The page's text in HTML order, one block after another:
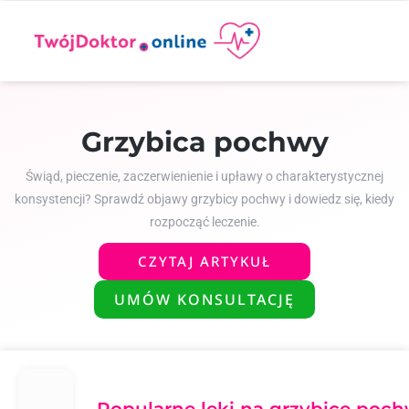
Grzybica pochwy
Świąd, pieczenie, zaczerwienienie i upławy o charakterystycznej
konsystencji? Sprawdź objawy grzybicy pochwy i dowiedz się, kiedy
rozpocząć leczenie.
CZYTAJ ARTYKUŁ
UMÓW KONSULTACJĘ